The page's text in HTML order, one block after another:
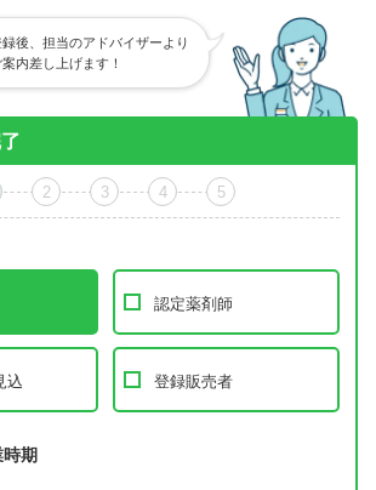
後、担当のアドバイザーより
内差し上げます！
2 3 4 5
認定薬剤師
込 登録販売者
期